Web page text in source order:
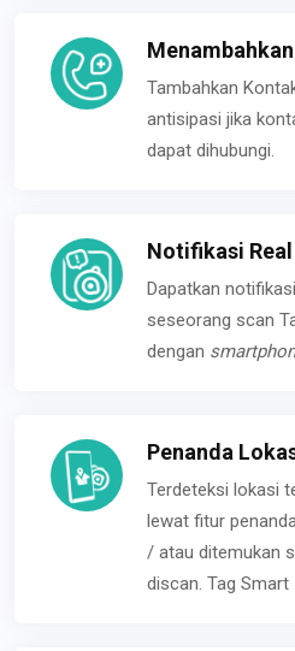
Tambahkan
antisipasi jika
dapat dihubungi.
Notifikasi
Dapatkan
seseorang scan
dengan
Penanda
Terdeteksi lokasi
lewat fitur
/ atau ditemukan
discan. Tag Smart